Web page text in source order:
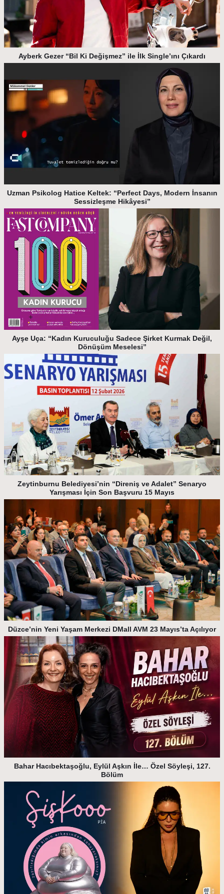
Ayberk Gezer “Bil Ki Değişmez” ile İlk Single’ını Çıkardı
Uzman Psikolog Hatice Keltek: “Perfect Days, Modern İnsanın
Sessizleşme Hikâyesi”
Ayşe Uça: “Kadın Kuruculuğu Sadece Şirket Kurmak Değil,
Dönüşüm Meselesi”
Zeytinburnu Belediyesi’nin “Direniş ve Adalet” Senaryo
Yarışması İçin Son Başvuru 15 Mayıs
Düzce’nin Yeni Yaşam Merkezi DMall AVM 23 Mayıs’ta Açılıyor
Bahar Hacıbektaşoğlu, Eylül Aşkın İle… Özel Söyleşi, 127.
Bölüm